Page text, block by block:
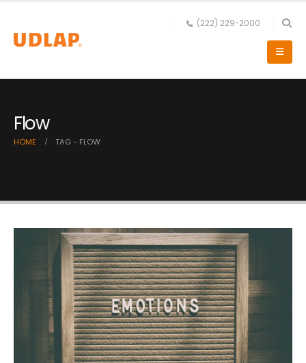
(222) 229-2000
Flow
HOME TAG - FLOW